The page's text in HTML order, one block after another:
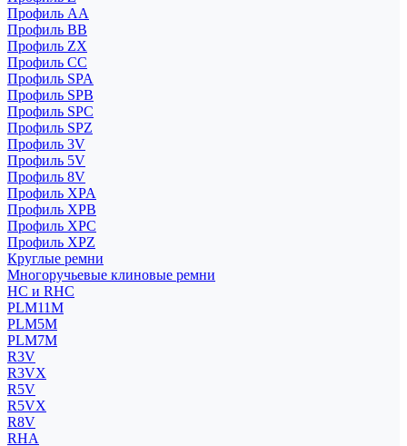
Профиль АА
Профиль BB
Профиль ZX
Профиль CC
Профиль SPA
Профиль SPB
Профиль SPC
Профиль SPZ
Профиль 3V
Профиль 5V
Профиль 8V
Профиль XPA
Профиль XPB
Профиль XPC
Профиль XPZ
Круглые ремни
Многоручьевые клиновые ремни
HC и RHC
PLM11M
PLM5M
PLM7M
R3V
R3VX
R5V
R5VX
R8V
RHA